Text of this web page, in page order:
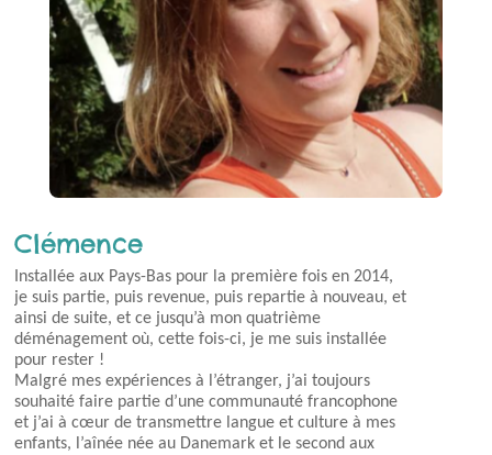
Clémence
Installée aux Pays-Bas pour la première fois en 2014,
je suis partie, puis revenue, puis repartie à nouveau, et
ainsi de suite, et ce jusqu’à mon quatrième
déménagement où, cette fois-ci, je me suis installée
pour rester !
Malgré mes expériences à l’étranger, j’ai toujours
souhaité faire partie d’une communauté francophone
et j’ai à cœur de transmettre langue et culture à mes
enfants, l’aînée née au Danemark et le second aux